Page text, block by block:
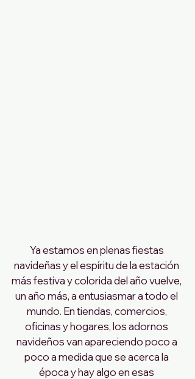
Ya estamos en plenas fiestas
navideñas y el espíritu de la estación
más festiva y colorida del año vuelve,
un año más, a entusiasmar a todo el
mundo. En tiendas, comercios,
oficinas y hogares, los adornos
navideños van apareciendo poco a
poco a medida que se acerca la
época y hay algo en esas